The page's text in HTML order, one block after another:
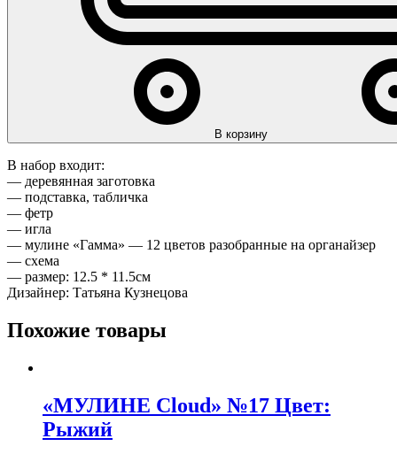
В корзину
В набор входит:
— деревянная заготовка
— подставка, табличка
— фетр
— игла
— мулине «Гамма» — 12 цветов разобранные на органайзер
— схема
— размер: 12.5 * 11.5см
Дизайнер: Татьяна Кузнецова
Похожие товары
«МУЛИНЕ Cloud» №17 Цвет:
Рыжий